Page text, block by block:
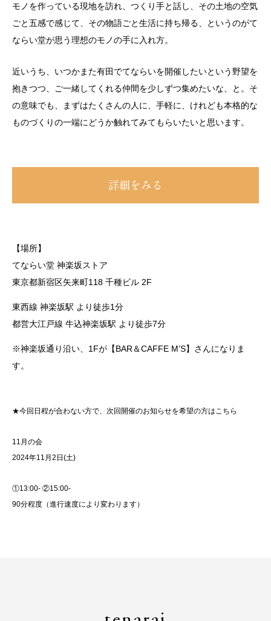
モノを作っている現地を訪れ、つくり手と話し、その土地の空気
ごと五感で感じて、その物語ごと生活に持ち帰る、というのがて
ならい堂が思う理想のモノの手に入れ方。
近いうち、いつかまた有田でてならいを開催したいという野望を
抱きつつ、ご一緒してくれる仲間を少しずつ集めたいな、と。そ
の意味でも、まずはたくさんの人に、手軽に、けれども本格的な
ものづくりの一端にどうか触れてみてもらいたいと思います。
詳細をみる
【場所】
てならい堂 神楽坂ストア
東京都新宿区矢来町118 千種ビル 2F
東西線 神楽坂駅 より徒歩1分
都営大江戸線 牛込神楽坂駅 より徒歩7分
※神楽坂通り沿い、 1Fが【BAR ＆CAFFE M’S】さんになりま
す。
★今回日程が合わない方で、次回開催のお知らせを希望の方はこちら
11月の会
2024年11月2日(土)
①13:00- ②15:00-
90分程度（進行速度により変わります）